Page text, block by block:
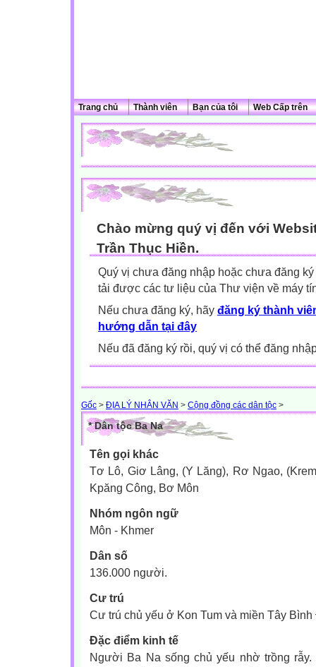
Trang chủ Thành viên Bạn của tôi Web Cấp trên
Chào mừng quý vị đến với
Trần Thục Hiền.
Quý vị chưa đăng nhập hoặc chưa đăng
tải được các tư liệu của Thư viện về máy
Nếu chưa đăng ký, hãy đăng ký thành
hướng dẫn tại đây
Nếu đã đăng ký rồi, quý vị có thể đăng
Gốc > ĐỊA LÝ NHÂN VĂN > Cộng đồng các dân tộc >
* Dân tộc Ba Na
Tên gọi khác
Tơ Lô, Giơ Lâng, (Y Lăng), Rơ Ngao,
Kpăng Công, Bơ Môn
Nhóm ngôn ngữ
Môn - Khmer
Dân số
136.000 người.
Cư trú
Cư trú chủ yếu ở Kon Tum và miền Tây
Đặc điểm kinh tế
Người Ba Na sống chủ yếu nhờ trồng